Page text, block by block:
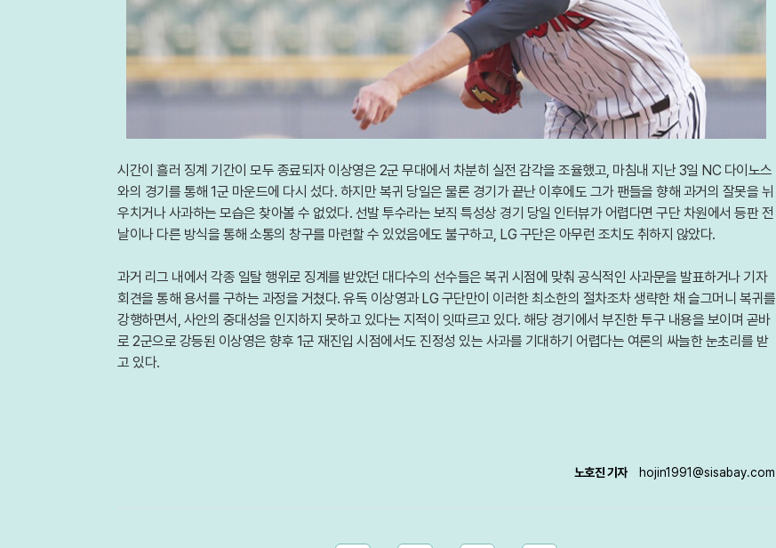
시간이 흘러 징계 기간이 모두 종료되자 이상영은 2군 무대에서 차분히 실전 감각을 조율했고, 마침내 지난 3일 NC 다이노스
와의 경기를 통해 1군 마운드에 다시 섰다. 하지만 복귀 당일은 물론 경기가 끝난 이후에도 그가 팬들을 향해 과거의 잘못을 뉘
우치거나 사과하는 모습은 찾아볼 수 없었다. 선발 투수라는 보직 특성상 경기 당일 인터뷰가 어렵다면 구단 차원에서 등판 전
날이나 다른 방식을 통해 소통의 창구를 마련할 수 있었음에도 불구하고, LG 구단은 아무런 조치도 취하지 않았다.
과거 리그 내에서 각종 일탈 행위로 징계를 받았던 대다수의 선수들은 복귀 시점에 맞춰 공식적인 사과문을 발표하거나 기자
회견을 통해 용서를 구하는 과정을 거쳤다. 유독 이상영과 LG 구단만이 이러한 최소한의 절차조차 생략한 채 슬그머니 복귀를
강행하면서, 사안의 중대성을 인지하지 못하고 있다는 지적이 잇따르고 있다. 해당 경기에서 부진한 투구 내용을 보이며 곧바
로 2군으로 강등된 이상영은 향후 1군 재진입 시점에서도 진정성 있는 사과를 기대하기 어렵다는 여론의 싸늘한 눈초리를 받
고 있다.
노호진 기자 hojin1991@sisabay.com